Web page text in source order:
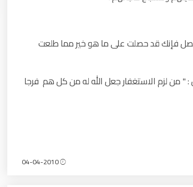
فإنك قد حصلت على ما هو خير مما طلعت
" من لزم الاستغفار جعل الله له من كل هم فرجا